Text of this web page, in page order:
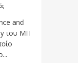
and
του MIT